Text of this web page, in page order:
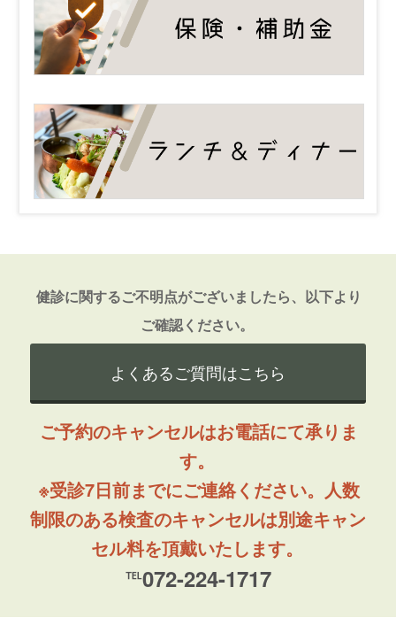
健診に関するご不明点がございましたら、以下より
ご確認ください。
よくあるご質問はこちら
ご予約のキャンセルはお電話にて承りま
す。
※受診7日前までにご連絡ください。人数
制限のある検査のキャンセルは別途キャン
セル料を頂戴いたします。
℡072-224-1717